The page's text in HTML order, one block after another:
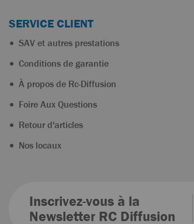
SERVICE CLIENT
SAV et autres prestations
Conditions de garantie
À propos de Rc-Diffusion
Foire Aux Questions
Retour d'articles
Nos locaux
Inscrivez-vous à la
Newsletter RC Diffusion